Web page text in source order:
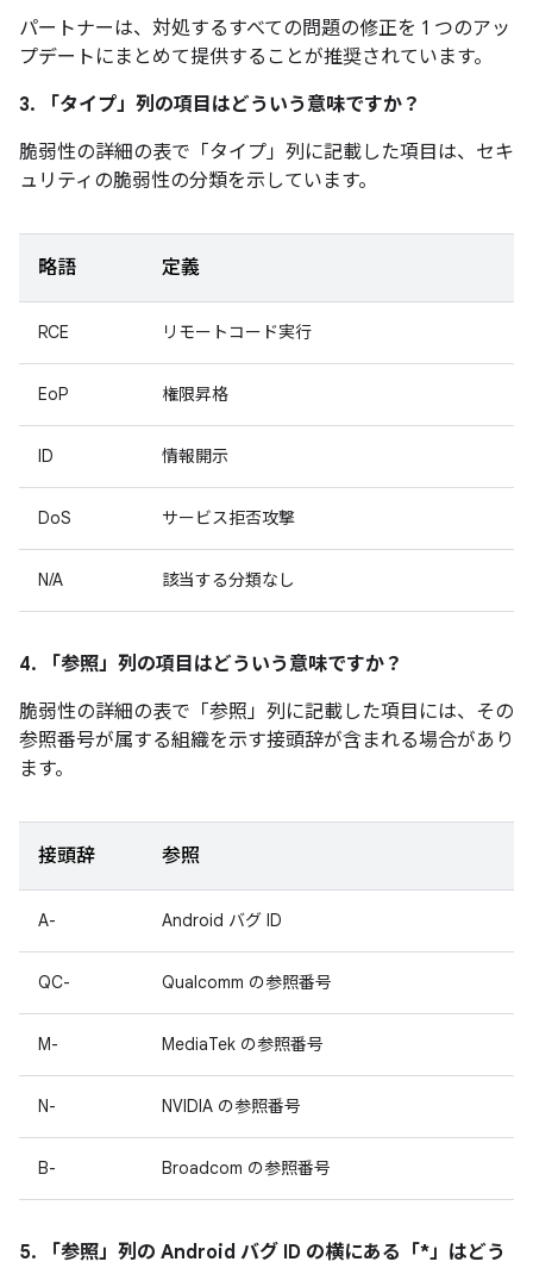
パートナーは、対処するすべての問題の修正を 1 つのアッ
プデートにまとめて提供することが推奨されています。
3. 「タイプ」 列の項目はどういう意味ですか？
脆弱性の詳細の表で「タイプ」 列に記載した項目は、セキ
ュリティの脆弱性の分類を示しています。
略語 定義
RCE リモートコード実行
EoP 権限昇格
ID 情報開示
DoS サービス拒否攻撃
N/A 該当する分類なし
4. 「参照」 列の項目はどういう意味ですか？
脆弱性の詳細の表で「参照」 列に記載した項目には、その
参照番号が属する組織を示す接頭辞が含まれる場合があり
ます。
接頭辞 参照
A- Android バグ ID
QC- Qualcomm の参照番号
M- MediaTek の参照番号
N- NVIDIA の参照番号
B- Broadcom の参照番号
5. 「参照」 列の Android バグ ID の横にある「*」はどう